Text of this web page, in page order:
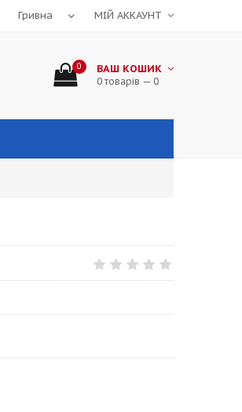
МІЙ АККАУНТ
0 ВАШ КОШИК
0 товарів — 0